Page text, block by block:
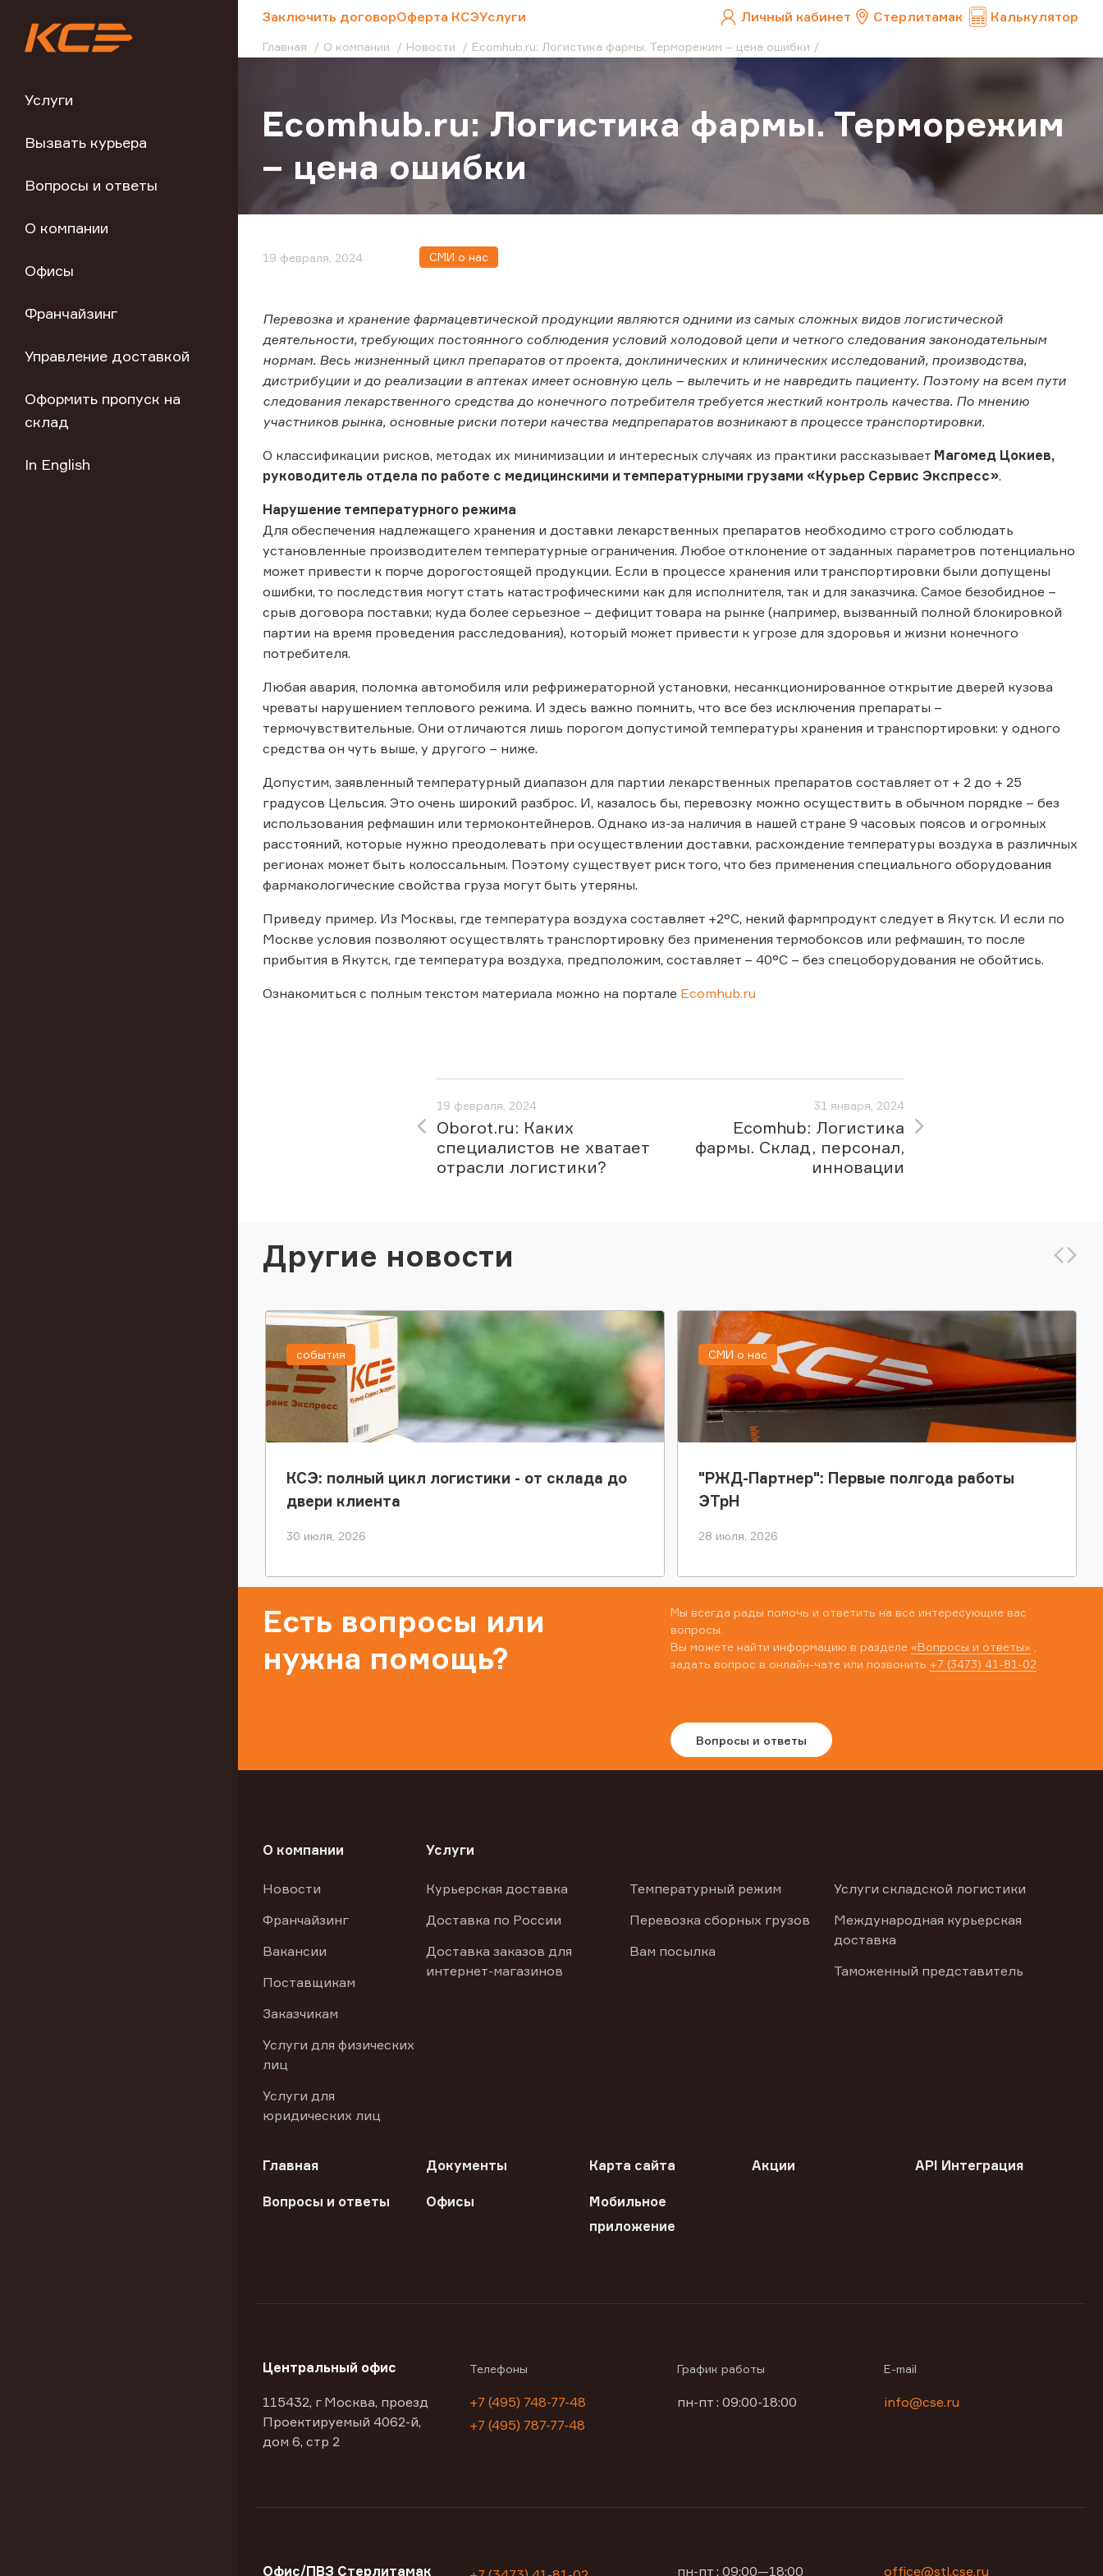
Услуги
Вызвать курьера
Вопросы и ответы
О компании
Офисы
Франчайзинг
Управление доставкой
Оформить пропуск на
склад
In English
Заключить договорОферта КСЭУслуги Личный кабинет Стерлитамак Калькулятор
Главная О компании Новости Ecomhub.ru: Логистика фармы. Терморежим – цена ошибки
Ecomhub.ru: Логистика фармы. Терморежим
– цена ошибки
19 февраля, 2024 СМИ о нас
Перевозка и хранение фармацевтической продукции являются одними из самых сложных видов логистической
деятельности, требующих постоянного соблюдения условий холодовой цепи и четкого следования законодательным
нормам. Весь жизненный цикл препаратов от проекта, доклинических и клинических исследований, производства,
дистрибуции и до реализации в аптеках имеет основную цель – вылечить и не навредить пациенту. Поэтому на всем пути
следования лекарственного средства до конечного потребителя требуется жесткий контроль качества. По мнению
участников рынка, основные риски потери качества медпрепаратов возникают в процессе транспортировки.
О классификации рисков, методах их минимизации и интересных случаях из практики рассказывает Магомед Цокиев,
руководитель отдела по работе с медицинскими и температурными грузами «Курьер Сервис Экспресс».
Нарушение температурного режима
Для обеспечения надлежащего хранения и доставки лекарственных препаратов необходимо строго соблюдать
установленные производителем температурные ограничения. Любое отклонение от заданных параметров потенциально
может привести к порче дорогостоящей продукции. Если в процессе хранения или транспортировки были допущены
ошибки, то последствия могут стать катастрофическими как для исполнителя, так и для заказчика. Самое безобидное –
срыв договора поставки; куда более серьезное – дефицит товара на рынке (например, вызванный полной блокировкой
партии на время проведения расследования), который может привести к угрозе для здоровья и жизни конечного
потребителя.
Любая авария, поломка автомобиля или рефрижераторной установки, несанкционированное открытие дверей кузова
чреваты нарушением теплового режима. И здесь важно помнить, что все без исключения препараты –
термочувствительные. Они отличаются лишь порогом допустимой температуры хранения и транспортировки: у одного
средства он чуть выше, у другого – ниже.
Допустим, заявленный температурный диапазон для партии лекарственных препаратов составляет от + 2 до + 25
градусов Цельсия. Это очень широкий разброс. И, казалось бы, перевозку можно осуществить в обычном порядке – без
использования рефмашин или термоконтейнеров. Однако из-за наличия в нашей стране 9 часовых поясов и огромных
расстояний, которые нужно преодолевать при осуществлении доставки, расхождение температуры воздуха в различных
регионах может быть колоссальным. Поэтому существует риск того, что без применения специального оборудования
фармакологические свойства груза могут быть утеряны.
Приведу пример. Из Москвы, где температура воздуха составляет +2°С, некий фармпродукт следует в Якутск. И если по
Москве условия позволяют осуществлять транспортировку без применения термобоксов или рефмашин, то после
прибытия в Якутск, где температура воздуха, предположим, составляет – 40°С – без спецоборудования не обойтись.
Ознакомиться с полным текстом материала можно на портале Ecomhub.ru
19 февраля, 2024
Oborot.ru: Каких
специалистов не хватает
отрасли логистики?
31 января, 2024
Ecomhub: Логистика
фармы. Склад, персонал,
инновации
Другие новости
КСЭ: полный цикл логистики - от склада до
двери клиента
30 июля, 2026
события
"РЖД-Партнер": Первые полгода работы
ЭТрН
28 июля, 2026
СМИ о нас
Есть вопросы или
нужна помощь?
Мы всегда рады помочь и ответить на все интересующие вас
вопросы.
Вы можете найти информацию в разделе «Вопросы и ответы»
задать вопрос в онлайн-чате или позвонить +7 (3473) 41-81-02
Вопросы и ответы
О компании
Новости
Франчайзинг
Вакансии
Поставщикам
Заказчикам
Услуги для физических
лиц
Услуги для
юридических лиц
Услуги
Курьерская доставка
Доставка по России
Доставка заказов для
интернет-магазинов
Температурный режим
Перевозка сборных грузов
Вам посылка
Услуги складской логистики
Международная курьерская
доставка
Таможенный представитель
Главная Документы Карта сайта Акции API Интеграция
Вопросы и ответы Офисы
Мобильное
приложение
Центральный офис
115432, г Москва, проезд
Проектируемый 4062-й,
дом 6, стр 2
Телефоны
+7 (495) 748-77-48
+7 (495) 787-77-48
График работы
пн-пт : 09:00-18:00
E-mail
info@cse.ru
Офис/ПВЗ Стерлитамак пн-пт : 09:00—18:00 office@stl.cse.ru